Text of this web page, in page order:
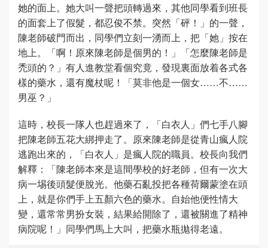
她的面上。她大叫一聲把頭轉過來，其他同學看到班長
的面套上了假髮，都忍俊不禁。突然「砰！」的一聲，
陳老師破門而出，同學們立刻一湧而上，把「她」按在
地上。「啊！原來陳老師是個男的！」「怎麼陳老師是
禿頭的？」有人進教堂看個究竟，發現裏面放着各式各
樣的藥水，還有魔杖呢！「莫非他是一個女……不……
男巫？」
這時，校長一隊人也趕過來了，「白衣人」們七手八腳
把陳老師五花大綁押走了。原來陳老師是從青山瘋人院
逃跑出來的，「白衣人」是瘋人院的職員。校長向我們
解釋：「陳老師本來是這間學校的好老師，但有一次大
病一埸後頭髮便脫光。他藥石亂投把各種荷爾蒙塗在頭
上，就是你們手上五顏六色的藥水。自始他便性情大
變，還常常男扮女裝，結果給開除了，還被關進了精神
病院呢！」同學們馬上大叫，把藥水瓶拋得老遠。